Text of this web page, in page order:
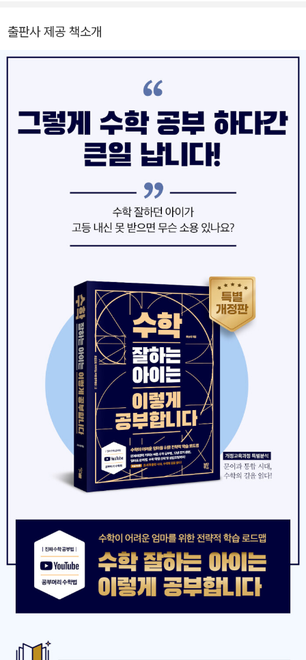
다는 사실을 알려줍니다. 사교육으로 성공할 수도 있고, 독학으로 성
공할 수도 있습니다. 어려서부터 올바른 방법으로 학습능력을 길러서
성공할 수도 있고, 문리가 트이듯 뒤늦게 수학을 잘하게 될 수도 있습
니다. 여러 갈래 길 중 어떤 길로 가든 방향을 잃지 않고 성큼성큼 나
아갈 수 있느냐가 핵심이니까요. 이 책은 나침반처럼 수학 학습의 방
향을 알려줍니다. 그리고 그 방향은 당연하게도 수학이라는 학문의
근본 원리와 맞닿아 있습니다. 수학은 ‘생각한다’라는 인간의 기본 역
은 곧 이 세상에서 통용되는 논리법칙 하나를 이해하는 일입니다. 수
학 문제 하나를 푸는 것은 내가 이해한 논리 법칙들을 이용해 복잡하
고도 정교한 사고의 과정을 거치는 일입니다. 이 과정을 통해 아이는
예리한 생각의 힘을 키워나가게 됩니다. 바로 이 생각의 힘을 키우는
하게 만드는 길이지요.
이 책은 수학 때문에 고심하는 많은 학생들과 학부모님들께 수학적
사고력을 기르는 진짜 수학 공부의 길을 안내해줄 것입니다. 사교육
을 받든 독학을 하든, 기초가 튼튼하든 튼튼하지 않든 세심한 안내자
처럼 각 단계별로, 상황별로 어떤 교재로 어떻게 헤쳐나가야 할지를
일일이 짚어줘 가면서 말입니다. 근본 원리와 세칙들을 구별해가며
이해해보겠다는 마음, 내 삶에 대입해보겠다는 마음으로 이 책을 펼
쳐보세요. 부조리한 경쟁 교육의 현실에서 악전고투하는 수많은 학생
들과 학부모님들께 소중한 힘이 되어줄 것입니다.
것. 교과 수학뿐만 아니라 사고력 수학·경시 수학·SAT·AP·수리논술
까지 다양한 분야의 수학을 다루고 가르치면서 얻게 된 경험을 더해,
체계적이고 전략적인 초등 수학 공부법과 고등으로 이어지는 수학 로
드맵을 제시하는 《수학 잘하는 아이는 이렇게 공부합니다》를 썼다.
이 책은 순식간에 대한민국 수학 교육의 패러다임을 바꾼 ‘초베스트
셀러’가 되었다. 책이 출간된 이후 수많은 아이들이 올바른 공부법을
체화하며 수학의 본질에 다가갔다. 그런데 이는 그 어느 때보다 강력
과 대입 개편까지, 교육환경에 거대한 변화가 지난 6년간 이루어졌
다. 이 변화에 일조한 저자는 불안해하는 부모와 아이를 위해 그간 쌓
은 데이터와 변화된 교육 환경을 반영하여 수정 ·보완된, 섬세하고도
정확한 구조적 해답을 제시하고자 전면개정판 출간을 결심하게 되었
잘 세우면 혼란스러운 교육환경의 변화 속에서도 아이는 여전히 수학
을 잘할 수 있다는 생각을 공유한다. 유튜브 「공부머리 수학법」 ┃ 네
이버카페 「공부머리 수학법」
출판사 제공 책소개